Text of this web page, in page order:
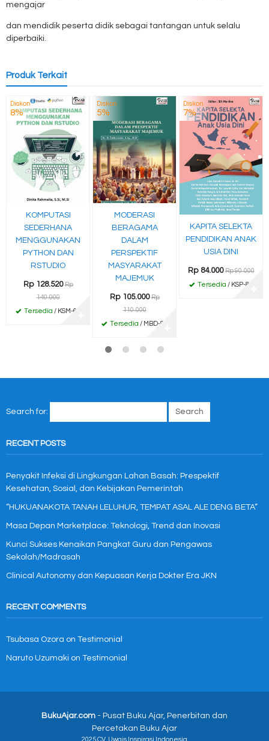
mengajar
dan mendidik peserta didik sebagai tantangan untuk selalu
diperbaiki.
Produk Terkait
Diskon
8%
KOMPUTASI
SEDERHANA
MENGGUNAKAN
PYTHON DAN
RSTUDIO
Rp 128.520 Rp
140.000
Tersedia / KSM-67
Diskon
5%
MODERASI
BERAGAMA
DALAM
PERSPEKTIF
MASYARAKAT
MAJEMUK
Rp 105.000 Rp
110.000
Tersedia / MBD-87
Diskon
7%
KAPITA SELEKTA
PENDIDIKAN ANAK
USIA DINI
Rp 84.000 Rp 90.000
Tersedia / KSP-84
Search for:
RECENT POSTS
Penyakit Infeksi di Lingkungan Lahan Basah: Prespektif
Kesehatan, Sosial, dan Kebijakan Pemerintah
“HUKUANAKOTA TANAH LELUHUR, TEMPAT ASAL ALE DENG BETA”
Masa Depan Marketplace: Teknologi, Trend dan Inovasi
Kunci Sukses Kenaikan Pangkat Guru dan Pengawas
Sekolah/Madrasah
Clinical Autonomy dan Kepuasan Kerja Dokter Era JKN
RECENT COMMENTS
Tsubasa Ozora on Testimonial
Naruto Uzumaki on Testimonial
BukuAjar.com - Pusat Buku Ajar, Penerbitan dan
Percetakan Buku Ajar
2025 CV. Uwais Inspirasi Indonesia